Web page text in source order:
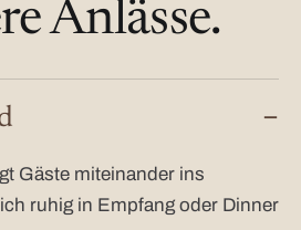
Anlässe.
Gäste miteinander ins
ruhig in Empfang oder Dinner